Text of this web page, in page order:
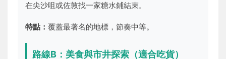
在尖沙咀或佐敦找一家糖水鋪結束。
特點： 覆蓋最著名的地標，節奏中等。
路線B：美食與市井探索（適合吃貨）